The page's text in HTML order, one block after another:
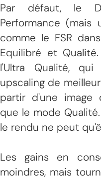
Par défaut, le
Performance (mais
comme le FSR
Equilibré et
l'Ultra Qualité,
upscaling de
partir d'une image
que le mode
le rendu ne peut
Les gains en
moindres, mais